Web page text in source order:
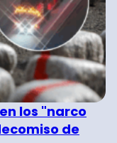
los "narco
de